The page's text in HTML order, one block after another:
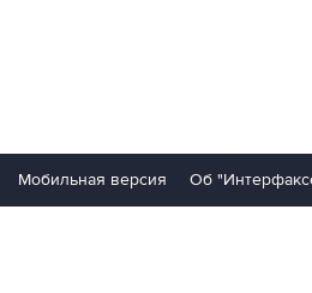
Мобильная версия Об